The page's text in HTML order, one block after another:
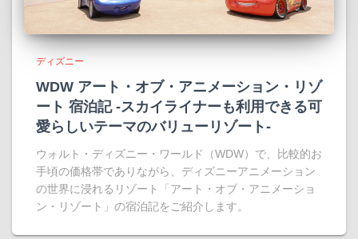
ディズニー
WDW アート・オブ・アニメーション・リゾ
ート 宿泊記 -スカイライナーも利用できる可
愛らしいテーマのバリューリゾート-
ウォルト・ディズニー・ワールド（WDW）で、比較的お
手頃の価格帯でありながら、ディズニーアニメーション
の世界に浸れるリゾート「アート・オブ・アニメーショ
ン・リゾート」の宿泊記をご紹介します。